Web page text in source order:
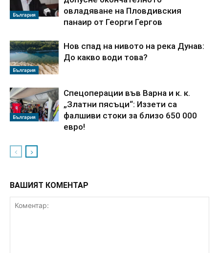
България
овладяване на Пловдивския
панаир от Георги Гергов
България
Нов спад на нивото на река Дунав:
До какво води това?
България
Спецоперации във Варна и к. к.
„Златни пясъци“: Иззети са
фалшиви стоки за близо 650 000
евро!
ВАШИЯТ КОМЕНТАР